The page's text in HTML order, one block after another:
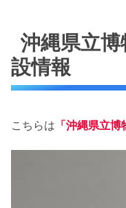
沖縄県立
設情報
こちらは 「沖縄県立